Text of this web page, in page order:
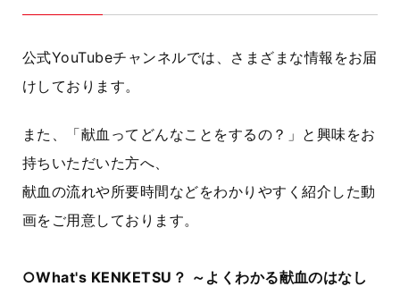
公式YouTubeチャンネルでは、さまざまな情報をお届
けしております。
また、「献血ってどんなことをするの？」と興味をお
持ちいただいた方へ、
献血の流れや所要時間などをわかりやすく紹介した動
画をご用意しております。
○What's KENKETSU？ ～よくわかる献血のはなし